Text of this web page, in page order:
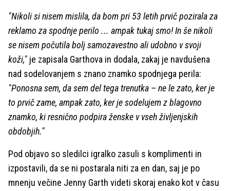
"Nikoli si nisem mislila, da bom pri 53 letih prvič pozirala za
reklamo za spodnje perilo ... ampak tukaj smo! In še nikoli
se nisem počutila bolj samozavestno ali udobno v svoji
koži," je zapisala Garthova in dodala, zakaj je navdušena
nad sodelovanjem s znano znamko spodnjega perila:
"Ponosna sem, da sem del tega trenutka – ne le zato, ker je
to prvič zame, ampak zato, ker je sodelujem z blagovno
znamko, ki resnično podpira ženske v vseh življenjskih
obdobjih."
Pod objavo so sledilci igralko zasuli s komplimenti in
izpostavili, da se ni postarala niti za en dan, saj je po
mnenju večine Jenny Garth videti skoraj enako kot v času